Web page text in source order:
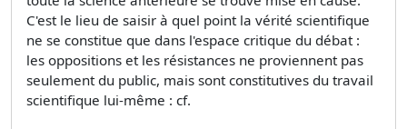
C'est le lieu de saisir à quel point la vérité scientifique
ne se constitue que dans l'espace critique du débat :
les oppositions et les résistances ne proviennent pas
seulement du public, mais sont constitutives du travail
scientifique lui-même : cf.